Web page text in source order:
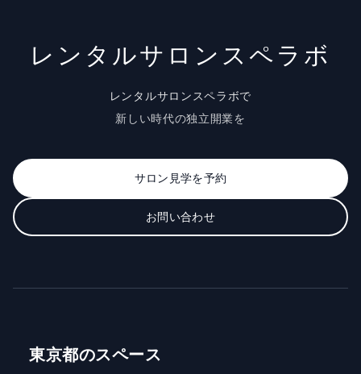
レンタルサロンスペラボ
レンタルサロンスペラボで
新しい時代の独立開業を
サロン見学を予約
お問い合わせ
東京都のスペース